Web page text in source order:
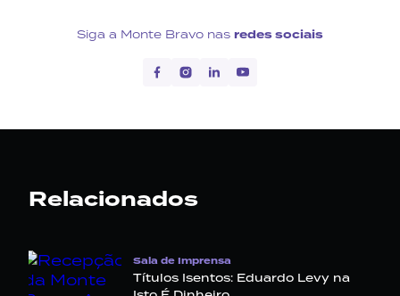
Siga a Monte Bravo nas redes sociais
Relacionados
Sala de Imprensa
Títulos Isentos: Eduardo Levy na